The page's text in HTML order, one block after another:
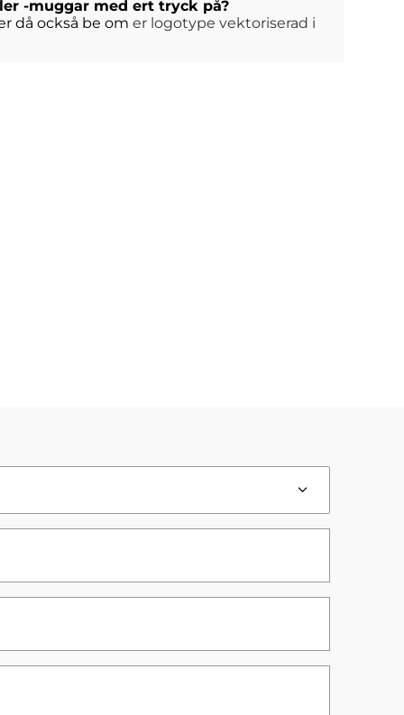
-muggar med ert tryck på?
då också be omer logotype vektoriserad i